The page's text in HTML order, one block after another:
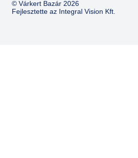
© Várkert Bazár 2026
Fejlesztette az Integral Vision Kft.